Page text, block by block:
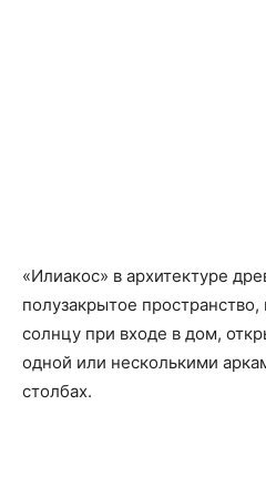
«Илиакос» в архитектуре
полузакрытое
солнцу при входе в дом,
одной или несколькими
столбах.